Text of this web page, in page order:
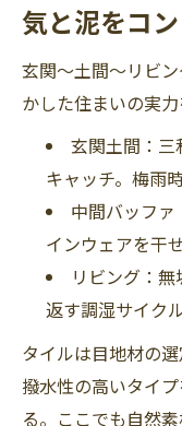
気と泥をコ
玄関〜土間〜リビ
かした住まいの実力
玄関土間：三
キャッチ。梅雨
中間バッフ
インウェアを干
リビング：
返す調湿サイク
タイルは目地材の
撥水性の高いタイ
る。ここでも自然